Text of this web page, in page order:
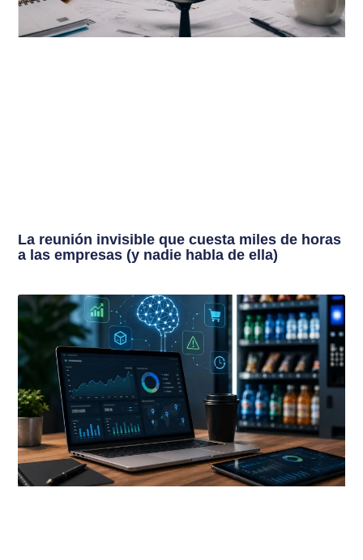
La reunión invisible que cuesta miles de horas
a las empresas (y nadie habla de ella)